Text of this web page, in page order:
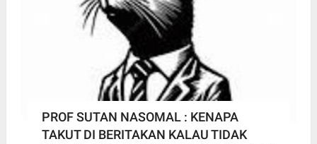
PROF SUTAN NASOMAL : KENAPA
TAKUT DI BERITAKAN KALAU TIDAK